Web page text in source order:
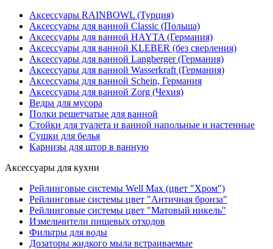
Аксессуары RAINBOWL (Турция)
Аксессуары для ванной Classic (Польша)
Аксессуары для ванной HAYTA (Германия)
Аксессуары для ванной KLEBER (без сверления)
Аксессуары для ванной Langberger (Германия)
Аксессуары для ванной Wasserkraft (Германия)
Аксессуары для ванной Schein, Германия
Аксессуары для ванной Zorg (Чехия)
Ведра для мусора
Полки решетчатые для ванной
Стойки для туалета и ванной напольные и настенные
Сушки для белья
Карнизы для штор в ванную
Аксессуары для кухни
Рейлинговые системы Well Max (цвет "Хром")
Рейлинговые системы цвет "Античная бронза"
Рейлинговые системы цвет "Матовый никель"
Измельчители пищевых отходов
Фильтры для воды
Дозаторы жидкого мыла встраиваемые